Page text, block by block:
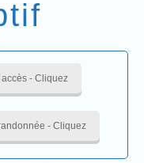
- Cliquez
- Cliquez